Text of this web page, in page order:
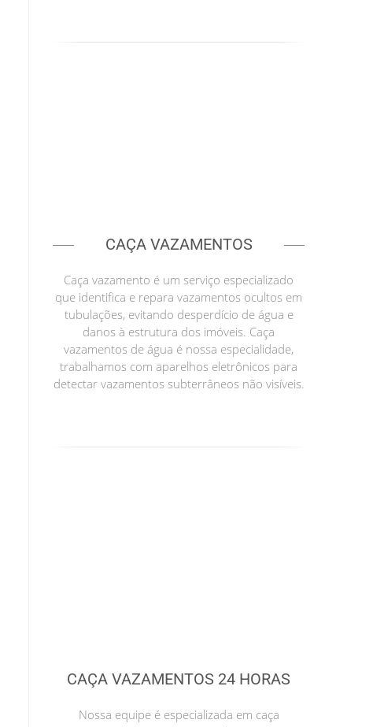
CAÇA VAZAMENTOS
Caça vazamento é um serviço especializado
que identifica e repara vazamentos ocultos em
tubulações, evitando desperdício de água e
danos à estrutura dos imóveis. Caça
vazamentos de água é nossa especialidade,
trabalhamos com aparelhos eletrônicos para
detectar vazamentos subterrâneos não visíveis.
CAÇA VAZAMENTOS 24 HORAS
Nossa equipe é especializada em caça